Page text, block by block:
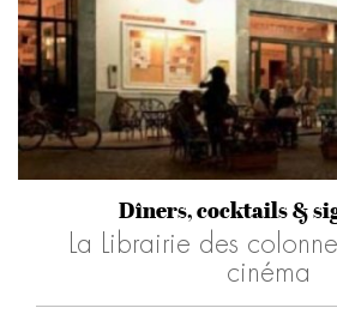
Dîners, cocktails &
La Librairie des
cinéma